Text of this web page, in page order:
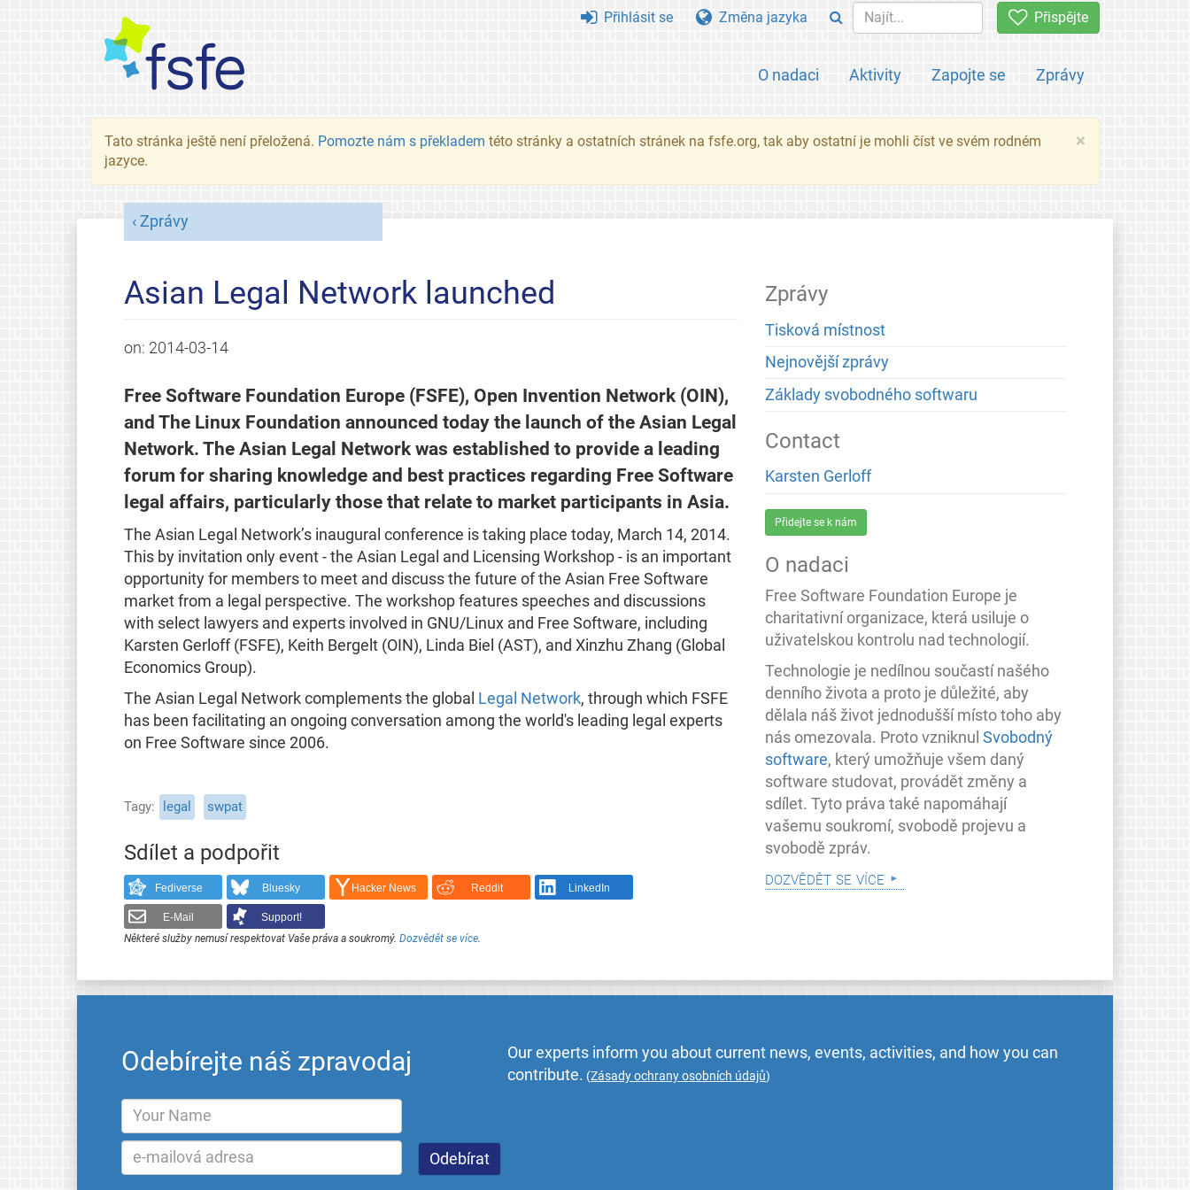
Přispějte
O nadaci Aktivity Zapojte se Zprávy
Přihlásit se Změna jazyka
×
Tato stránka ještě není přeložená. Pomozte nám s překladem této stránky a ostatních stránek na fsfe.org, tak aby ostatní je mohli číst ve svém rodném
jazyce.
Zprávy
Asian Legal Network launched
on: 2014-03-14
Free Software Foundation Europe (FSFE), Open Invention Network (OIN),
and The Linux Foundation announced today the launch of the Asian Legal
Network. The Asian Legal Network was established to provide a leading
forum for sharing knowledge and best practices regarding Free Software
legal affairs, particularly those that relate to market participants in Asia.
The Asian Legal Network’s inaugural conference is taking place today, March 14, 2014.
This by invitation only event - the Asian Legal and Licensing Workshop - is an important
opportunity for members to meet and discuss the future of the Asian Free Software
market from a legal perspective. The workshop features speeches and discussions
with select lawyers and experts involved in GNU/Linux and Free Software, including
Karsten Gerloff (FSFE), Keith Bergelt (OIN), Linda Biel (AST), and Xinzhu Zhang (Global
Economics Group).
The Asian Legal Network complements the global Legal Network, through which FSFE
has been facilitating an ongoing conversation among the world's leading legal experts
on Free Software since 2006.
Tagy legal swpat
Sdílet a podpořit
Fediverse Bluesky Hacker News Reddit LinkedIn
E-Mail
Support!
Některé služby nemusí respektovat Vaše práva a soukromý. Dozvědět se více.
Zprávy
Tisková místnost
Nejnovější zprávy
Základy svobodného softwaru
Contact
Karsten Gerloff
Přidejte se k nám
O nadaci
Free Software Foundation Europe je
charitativní organizace, která usiluje o
uživatelskou kontrolu nad technologií.
Technologie je nedílnou součastí našého
denního života a proto je důležité, aby
dělala náš život jednodušší místo toho aby
nás omezovala. Proto vzniknulSvobodný
software, který umožňuje všem daný
software studovat, provádět změny a
sdílet. Tyto práva také napomáhají
vašemu soukromí, svobodě projevu a
svobodě zpráv.
dozvědět se více
Odebírejte náš zpravodaj
Our experts inform you about current news, events, activities, and how you can
contribute. (Zásady ochrany osobních údajů)